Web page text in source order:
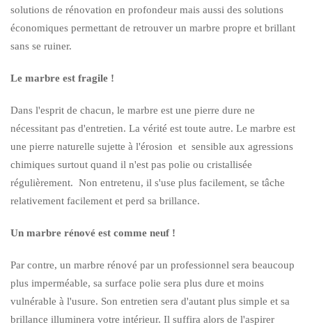
solutions de rénovation en profondeur mais aussi des solutions
économiques permettant de retrouver un marbre propre et brillant
sans se ruiner.
Le marbre est fragile !
Dans l'esprit de chacun, le marbre est une pierre dure ne
nécessitant pas d'entretien. La vérité est toute autre. Le marbre est
une pierre naturelle sujette à l'érosion et sensible aux agressions
chimiques surtout quand il n'est pas polie ou cristallisée
régulièrement. Non entretenu, il s'use plus facilement, se tâche
relativement facilement et perd sa brillance.
Un marbre rénové est comme neuf !
Par contre, un marbre rénové par un professionnel sera beaucoup
plus imperméable, sa surface polie sera plus dure et moins
vulnérable à l'usure. Son entretien sera d'autant plus simple et sa
brillance illuminera votre intérieur. Il suffira alors de l'aspirer